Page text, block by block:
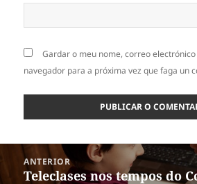
Gardar o meu nome, correo
navegador para a próxima vez que faga un
Navegación
ANTERIOR
Artigo
Teleclases nos tempos do